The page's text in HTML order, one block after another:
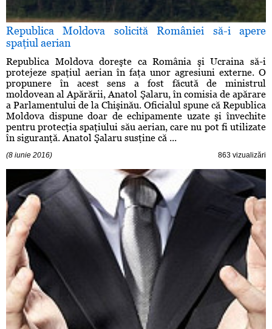
Republica Moldova solicită României să-i apere
spaţiul aerian
Republica Moldova doreşte ca România şi Ucraina să-i
protejeze spaţiul aerian în faţa unor agresiuni externe. O
propunere în acest sens a fost făcută de ministrul
moldovean al Apărării, Anatol Şalaru, în comisia de apărare
a Parlamentului de la Chişinău. Oficialul spune că Republica
Moldova dispune doar de echipamente uzate şi învechite
pentru protecţia spaţiului său aerian, care nu pot fi utilizate
în siguranţă. Anatol Şalaru susţine că ...
(8 iunie 2016) 863 vizualizări